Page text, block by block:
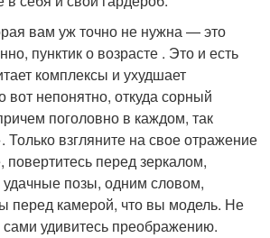
вам уж точно не нужна — это
пунктик о возрасте . Это и есть
комплексы и ухудшает
вот непонятно, откуда сорный
поголовно в каждом, так
Только взгляните на свое отражение
повертитесь перед зеркалом,
позы, одним словом,
перед камерой, что вы модель. Не
удивитесь преображению.